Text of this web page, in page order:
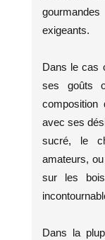
exigeants.
Dans le cas
ses goûts
avec ses
sucré, le
amateurs,
sur les
Dans la